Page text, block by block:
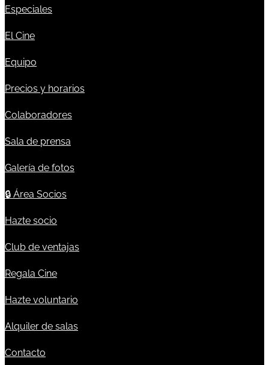
Especiales
El Cine
Equipo
Precios y horarios
Colaboradores
Sala de prensa
Galería de fotos
🔒 Área Socios
Hazte socio
Club de ventajas
Regala Cine
Hazte voluntario
Alquiler de salas
Contacto